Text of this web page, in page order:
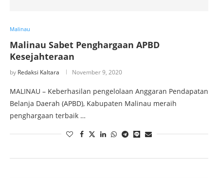
Malinau
Malinau Sabet Penghargaan APBD
Kesejahteraan
by Redaksi Kaltara November 9, 2020
MALINAU – Keberhasilan pengelolaan Anggaran Pendapatan
Belanja Daerah (APBD), Kabupaten Malinau meraih
penghargaan terbaik …